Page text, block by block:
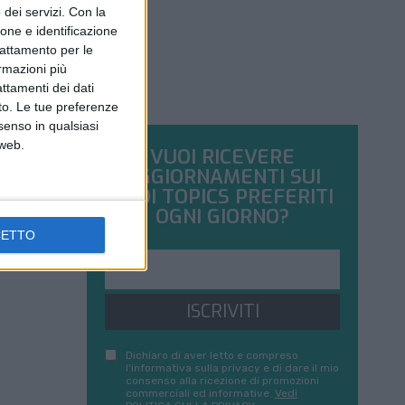
servizi. Con la
e identificazione
per le
più
dei dati
Le tue preferenze
in qualsiasi
VUOI RICEVERE
AGGIORNAMENTI SUI
TUOI TOPICS PREFERITI
OGNI GIORNO?
ISCRIVITI
Dichiaro di aver letto e compreso
l'informativa sulla privacy e di dare il mio
consenso alla ricezione di promozioni
commerciali ed informative. Vedi